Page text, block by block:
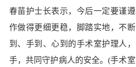
春苗护士长表示，今后一定要谨
作做得更细更稳，脚踏实地，不
到、手到、心到的手术室护理人
手，共同守护病人的安全。(手术